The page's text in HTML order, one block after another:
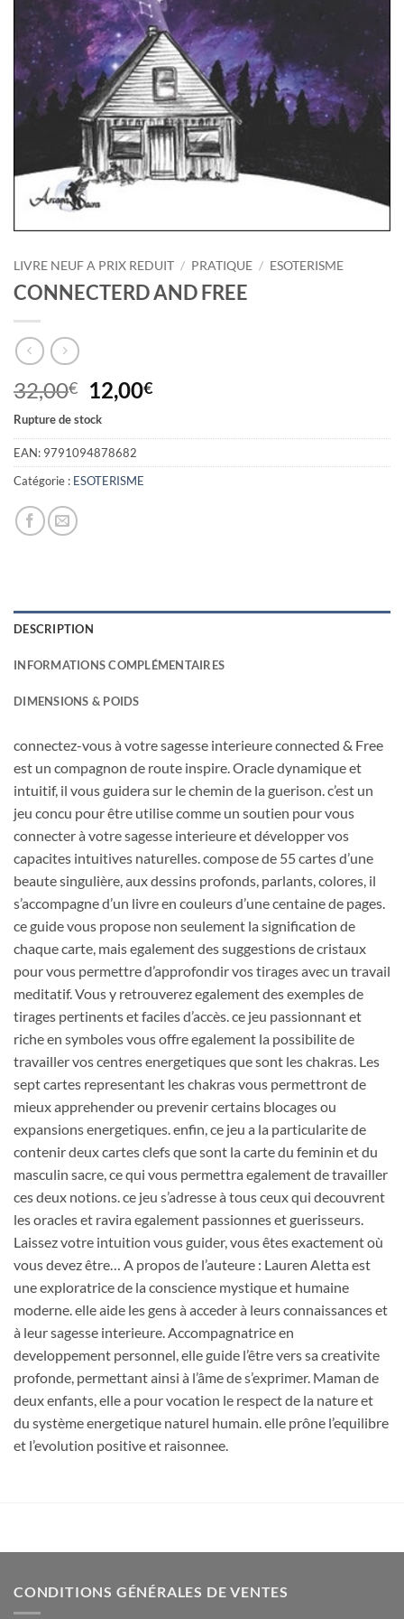
LIVRE NEUF A PRIX REDUIT / PRATIQUE / ESOTERISME
CONNECTERD AND FREE
32,00€
Le
prix
initial
était :
32,00€.
12,00€Le
actuel
12,00€.
Rupture de stock
EAN: 9791094878682
Catégorie : ESOTERISME
DESCRIPTION
INFORMATIONS COMPLÉMENTAIRES
DIMENSIONS & POIDS
connectez-vous à votre sagesse interieure connected & Free
est un compagnon de route inspire. Oracle dynamique et
intuitif, il vous guidera sur le chemin de la guerison. c’est un
jeu concu pour être utilise comme un soutien pour vous
connecter à votre sagesse interieure et développer vos
capacites intuitives naturelles. compose de 55 cartes d’une
beaute singulière, aux dessins profonds, parlants, colores, il
s’accompagne d’un livre en couleurs d’une centaine de pages.
ce guide vous propose non seulement la signification de
chaque carte, mais egalement des suggestions de cristaux
pour vous permettre d’approfondir vos tirages avec un travail
meditatif. Vous y retrouverez egalement des exemples de
tirages pertinents et faciles d’accès. ce jeu passionnant et
riche en symboles vous offre egalement la possibilite de
travailler vos centres energetiques que sont les chakras. Les
sept cartes representant les chakras vous permettront de
mieux apprehender ou prevenir certains blocages ou
expansions energetiques. enfin, ce jeu a la particularite de
contenir deux cartes clefs que sont la carte du feminin et du
masculin sacre, ce qui vous permettra egalement de travailler
ces deux notions. ce jeu s’adresse à tous ceux qui decouvrent
les oracles et ravira egalement passionnes et guerisseurs.
Laissez votre intuition vous guider, vous êtes exactement où
vous devez être… A propos de l’auteure : Lauren Aletta est
une exploratrice de la conscience mystique et humaine
moderne. elle aide les gens à acceder à leurs connaissances et
à leur sagesse interieure. Accompagnatrice en
developpement personnel, elle guide l’être vers sa creativite
profonde, permettant ainsi à l’âme de s’exprimer. Maman de
deux enfants, elle a pour vocation le respect de la nature et
du système energetique naturel humain. elle prône l’equilibre
et l’evolution positive et raisonnee.
CONDITIONS GÉNÉRALES DE VENTES